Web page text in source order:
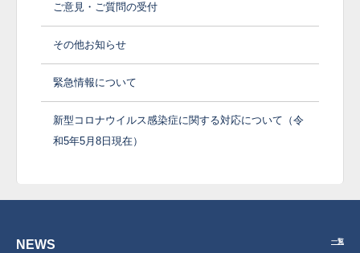
ご意見・ご質問の受付
その他お知らせ
緊急情報について
新型コロナウイルス感染症に関する対応について（令
和5年5月8日現在）
NEWS 一覧